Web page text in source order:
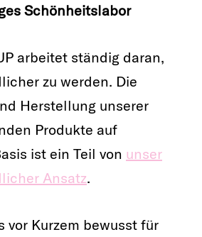
Schönheitslabor
arbeitet ständig daran,
zu werden. Die
Herstellung unserer
Produkte auf
ist ein Teil von unser
Ansatz.
vor Kurzem bewusst für